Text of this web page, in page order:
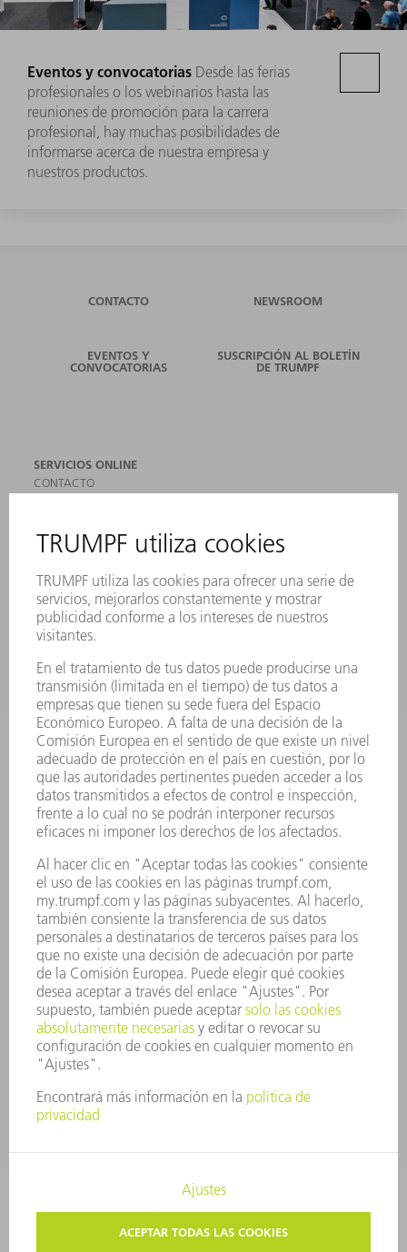
Eventos y convocatorias Desde las ferias
profesionales o los webinarios hasta las
reuniones de promoción para la carrera
profesional, hay muchas posibilidades de
informarse acerca de nuestra empresa y
nuestros productos.
CONTACTO NEWSROOM
EVENTOS Y
CONVOCATORIAS
SUSCRIPCIÓN AL BOLETÍN
DE TRUMPF
SERVICIOS ONLINE
CONTACTO
REGISTRO PARA EL BOLETÍN INFORMATIVO
MYTRUMPF
FICHAS TÉCNICAS DE SEGURIDAD
PRODUCTOS
MÁQUINAS Y SISTEMAS
LÁSER
HERRAMIENTAS PORTÁTILES
FÁBRICA INTELIGENTE
SOFTWARE
SERVICIOS
APLICACIONES
SECTORES
EMPRESA
CARRERA PROFESIONAL
OFERTAS DE TRABAJO
PERFIL DE LA EMPRESA
INFORME ANUAL
PRINCIPIOS CORPORATIVOS
CUMPLIMIENTO
SISTEMA DE INFORMADORES
SEGURIDAD
COMUNICADOS DE PRENSA
REVISTAS
SOSTENIBILIDAD
MEDIO AMBIENTE Y CLIMA
SOCIEDAD Y EMPRESA
GESTIÓN EMPRESARIAL
PROTECCIÓN DE DATOS
COPYRIGHT Y MARCA REGISTRADA
TRUMPF ESPAÑA
AJUSTES DE PRIVACIDAD